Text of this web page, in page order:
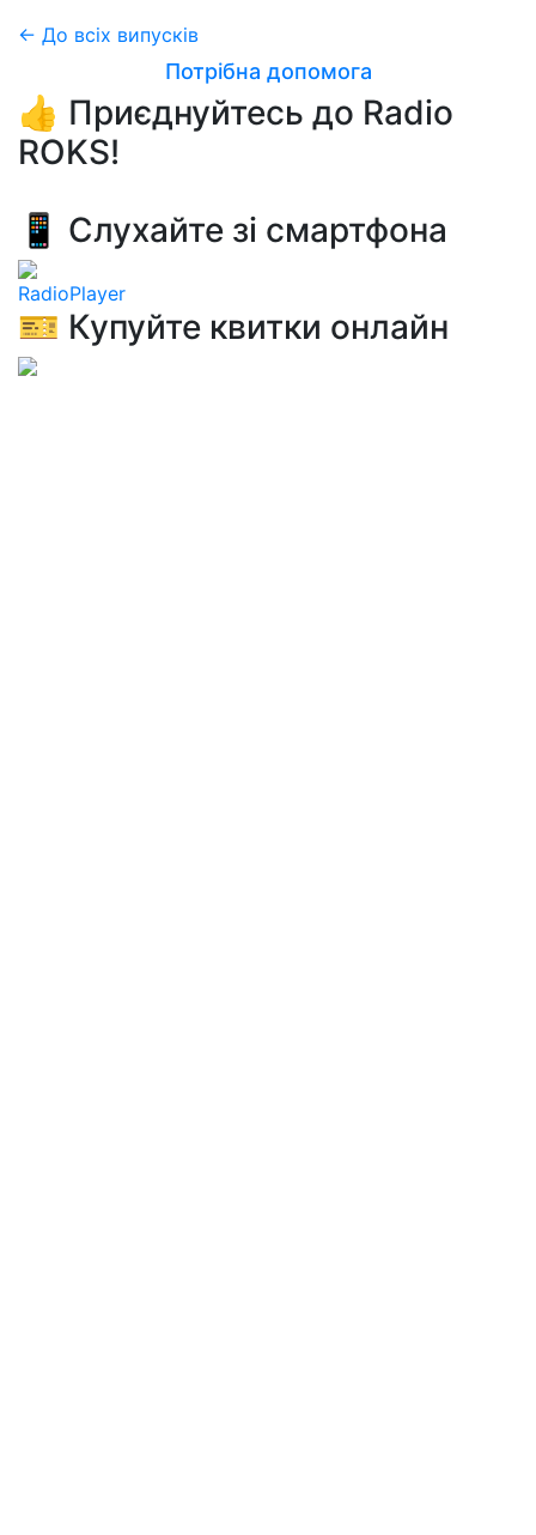
← До всіх випусків
Потрібна допомога
👍 Приєднуйтесь до Radio
ROKS!
📱 Слухайте зі смартфона
RadioPlayer
🎫 Купуйте квитки онлайн